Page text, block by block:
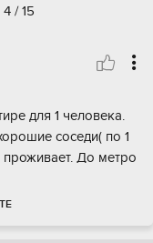
/ 15
для 1 человека.
соседи( по 1
проживает. До метро